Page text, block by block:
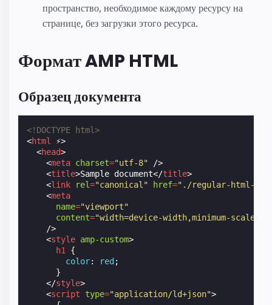
пространство, необходимое каждому ресурсу на
странице, без загрузки этого ресурса.
Формат AMP HTML
Образец документа
<!DOCTYPE html>
<html ⚡>
<head>
<meta charset="utf-8"
/>
<title>Sample document</title>
<link rel="canonical" href="./regular-html-
<meta
name="viewport"
content="width=device-width,minimum-
/>
<style amp-custom>
h1
{
color: red;
}
</style>
<script type="application/ld+json">